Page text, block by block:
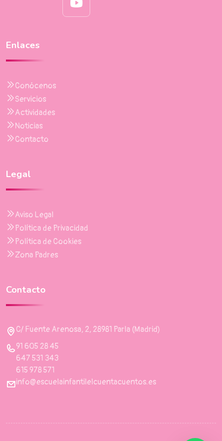
Enlaces
Conócenos
Servicios
Actividades
Noticias
Contacto
Legal
Aviso Legal
Política de Privacidad
Política de Cookies
Zona Padres
Contacto
C/ Fuente Arenosa, 2, 28981 Parla (Madrid)
91 605 28 45
647 531 343
615 978 571
info@escuelainfantilelcuentacuentos.es